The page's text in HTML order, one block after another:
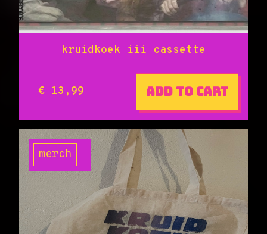
kruidkoek iii cassette
€ 13,99 Add to cart
merch